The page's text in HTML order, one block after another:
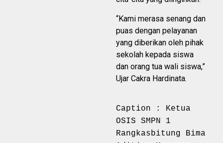
“Kami merasa senang dan
puas dengan pelayanan
yang diberikan oleh pihak
sekolah kepada siswa
dan orang tua wali siswa,”
Ujar Cakra Hardinata.
Caption : Ketua
OSIS SMPN 1
Rangkasbitung Bima